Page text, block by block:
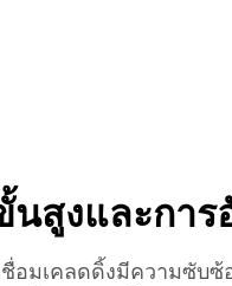
สูงและกา
อมเคลดดิ้งมีความซับซ้